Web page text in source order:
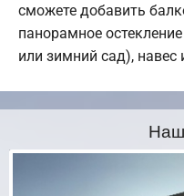
сможете добавить
панорамное
или зимний сад), навес